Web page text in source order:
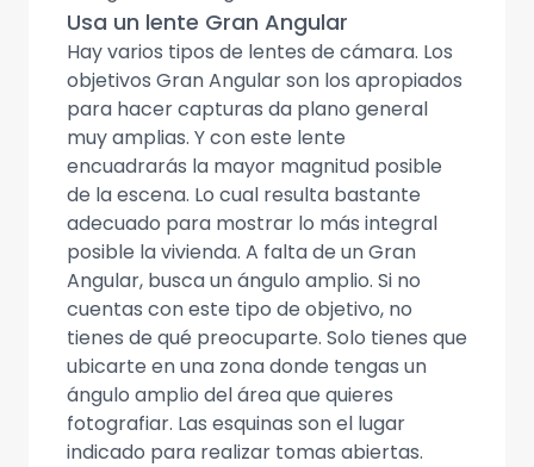
Usa un lente Gran Angular
Hay varios tipos de lentes de cámara. Los
objetivos Gran Angular son los apropiados
para hacer capturas da plano general
muy amplias. Y con este lente
encuadrarás la mayor magnitud posible
de la escena. Lo cual resulta bastante
adecuado para mostrar lo más integral
posible la vivienda. A falta de un Gran
Angular, busca un ángulo amplio. Si no
cuentas con este tipo de objetivo, no
tienes de qué preocuparte. Solo tienes que
ubicarte en una zona donde tengas un
ángulo amplio del área que quieres
fotografiar. Las esquinas son el lugar
indicado para realizar tomas abiertas.